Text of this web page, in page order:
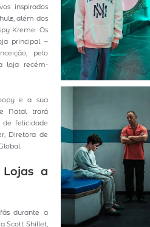
inspirados
além dos
Kreme. Os
principal –
pelo
loja recém-
e a sua
Natal trará
felicidade
Diretora de
Lojas a
durante a
Scott Shillet,